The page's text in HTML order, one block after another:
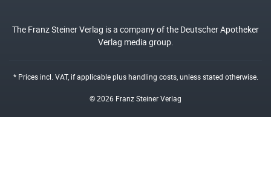
The Franz Steiner Verlag is a company of the Deutscher Apotheker
Verlag media group.
* Prices incl. VAT, if applicable plushandling costs, unless stated otherwise.
© 2026 Franz Steiner Verlag